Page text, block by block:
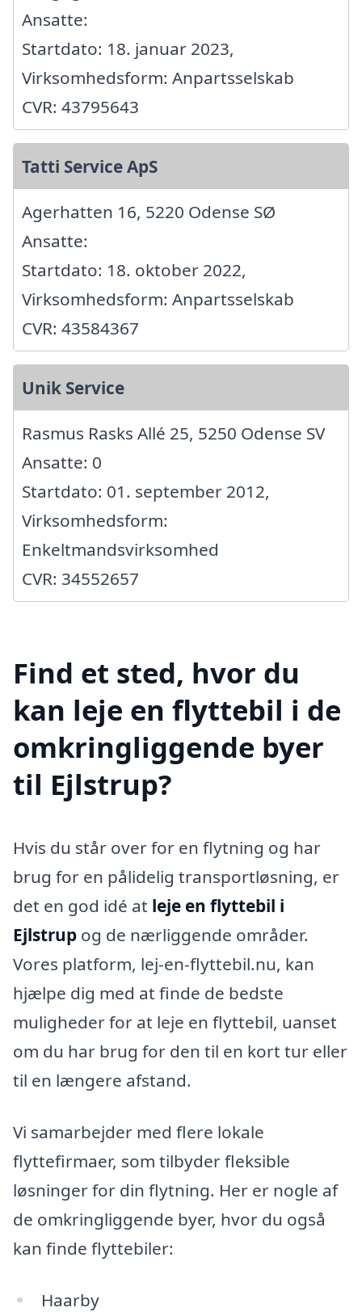
Ansatte:
Startdato: 18. januar 2023,
Virksomhedsform: Anpartsselskab
CVR: 43795643
Tatti Service ApS
Agerhatten 16, 5220 Odense SØ
Ansatte:
Startdato: 18. oktober 2022,
Virksomhedsform: Anpartsselskab
CVR: 43584367
Unik Service
Rasmus Rasks Allé 25, 5250 Odense SV
Ansatte: 0
Startdato: 01. september 2012,
Virksomhedsform:
Enkeltmandsvirksomhed
CVR: 34552657
Find et sted, hvor du
kan leje en flyttebil i de
omkringliggende byer
til Ejlstrup?
Hvis du står over for en flytning og har
brug for en pålidelig transportløsning, er
det en god idé at leje en flyttebil i
Ejlstrup og de nærliggende områder.
Vores platform, lej-en-flyttebil.nu, kan
hjælpe dig med at finde de bedste
muligheder for at leje en flyttebil, uanset
om du har brug for den til en kort tur eller
til en længere afstand.
Vi samarbejder med flere lokale
flyttefirmaer, som tilbyder fleksible
løsninger for din flytning. Her er nogle af
de omkringliggende byer, hvor du også
kan finde flyttebiler:
Haarby